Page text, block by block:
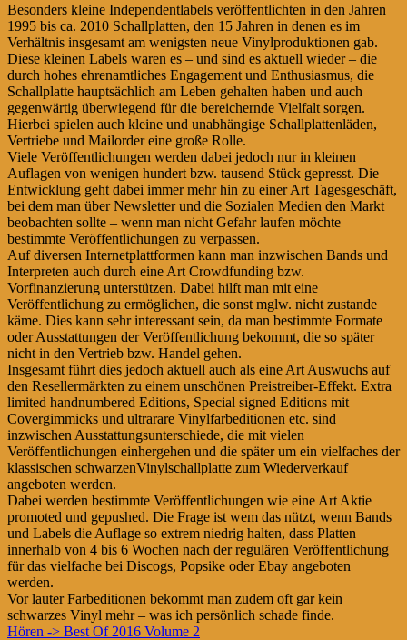
Besonders kleine Independentlabels veröffentlichten in den Jahren
1995 bis ca. 2010 Schallplatten, den 15 Jahren in denen es im
Verhältnis insgesamt am wenigsten neue Vinylproduktionen gab.
Diese kleinen Labels waren es – und sind es aktuell wieder – die
durch hohes ehrenamtliches Engagement und Enthusiasmus, die
Schallplatte hauptsächlich am Leben gehalten haben und auch
gegenwärtig überwiegend für die bereichernde Vielfalt sorgen.
Hierbei spielen auch kleine und unabhängige Schallplattenläden,
Vertriebe und Mailorder eine große Rolle.
Viele Veröffentlichungen werden dabei jedoch nur in kleinen
Auflagen von wenigen hundert bzw. tausend Stück gepresst. Die
Entwicklung geht dabei immer mehr hin zu einer Art Tagesgeschäft,
bei dem man über Newsletter und die Sozialen Medien den Markt
beobachten sollte – wenn man nicht Gefahr laufen möchte
bestimmte Veröffentlichungen zu verpassen.
Auf diversen Internetplattformen kann man inzwischen Bands und
Interpreten auch durch eine Art Crowdfunding bzw.
Vorfinanzierung unterstützen. Dabei hilft man mit eine
Veröffentlichung zu ermöglichen, die sonst mglw. nicht zustande
käme. Dies kann sehr interessant sein, da man bestimmte Formate
oder Ausstattungen der Veröffentlichung bekommt, die so später
nicht in den Vertrieb bzw. Handel gehen.
Insgesamt führt dies jedoch aktuell auch als eine Art Auswuchs auf
den Resellermärkten zu einem unschönen Preistreiber-Effekt. Extra
limited handnumbered Editions, Special signed Editions mit
Covergimmicks und ultrarare Vinylfarbeditionen etc. sind
inzwischen Ausstattungsunterschiede, die mit vielen
Veröffentlichungen einhergehen und die später um ein vielfaches der
klassischen schwarzenVinylschallplatte zum Wiederverkauf
angeboten werden.
Dabei werden bestimmte Veröffentlichungen wie eine Art Aktie
promoted und gepushed. Die Frage ist wem das nützt, wenn Bands
und Labels die Auflage so extrem niedrig halten, dass Platten
innerhalb von 4 bis 6 Wochen nach der regulären Veröffentlichung
für das vielfache bei Discogs, Popsike oder Ebay angeboten
werden.
Vor lauter Farbeditionen bekommt man zudem oft gar kein
schwarzes Vinyl mehr – was ich persönlich schade finde.
Hören -> Best Of 2016 Volume 2